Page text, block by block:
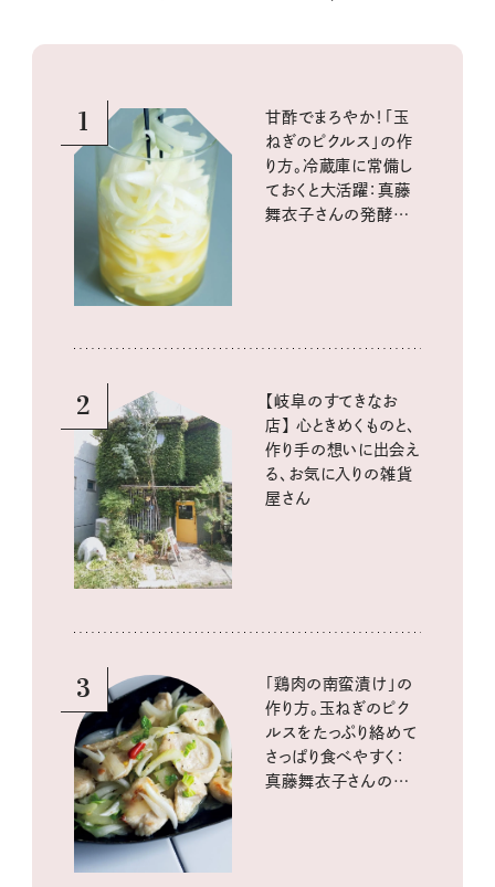
1
甘酢でまろやか！「玉
ねぎのピクルス」の作
り方。冷蔵庫に常備し
ておくと大活躍：真藤
舞衣子さんの発酵と
2
【岐阜のすてきなお
店】 心ときめくものと、
作り手の想いに出会え
る、お気に入りの雑貨
屋さん
3
「鶏肉の南蛮漬け」の
作り方。玉ねぎのピク
ルスをたっぷり絡めて
さっぱり食べやすく：
真藤舞衣子さんの発